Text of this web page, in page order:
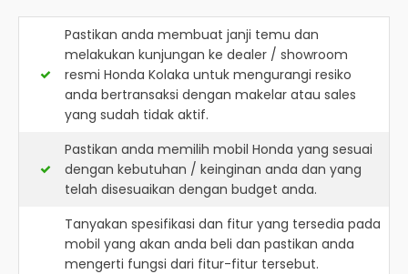
Pastikan anda membuat janji temu dan
melakukan kunjungan ke dealer / showroom
resmi Honda Kolaka untuk mengurangi resiko
anda bertransaksi dengan makelar atau sales
yang sudah tidak aktif.
Pastikan anda memilih mobil Honda yang sesuai
dengan kebutuhan / keinginan anda dan yang
telah disesuaikan dengan budget anda.
Tanyakan spesifikasi dan fitur yang tersedia pada
mobil yang akan anda beli dan pastikan anda
mengerti fungsi dari fitur-fitur tersebut.